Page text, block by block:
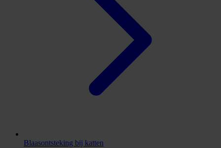
Blaasontsteking bij katten